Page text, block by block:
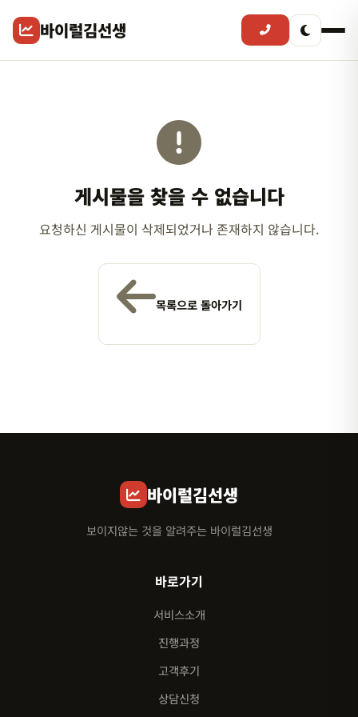
바이럴김선생
게시물을 찾을 수 없습니다
요청하신 게시물이 삭제되었거나 존재하지 않습니다.
목록으로 돌아가기
바이럴김선생
보이지않는 것을 알려주는 바이럴김선생
바로가기
서비스소개
진행과정
고객후기
상담신청